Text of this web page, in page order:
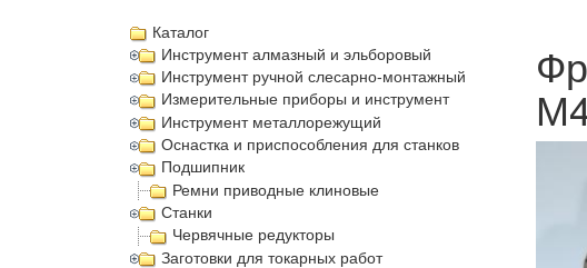
Каталог
Инструмент алмазный и эльборовый
Инструмент ручной слесарно-монтажный
Измерительные приборы и инструмент
Инструмент металлорежущий
Оснастка и приспособления для станков
Подшипник
Ремни приводные клиновые
Станки
Червячные редукторы
Заготовки для токарных работ